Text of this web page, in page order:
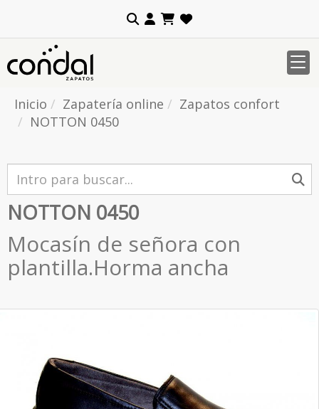
Inicio Zapatería online
Zapatos confort
NOTTON 0450
NOTTON 0450
Mocasín de señora con
plantilla.Horma ancha